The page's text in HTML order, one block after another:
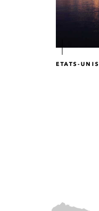
ETATS-UNIS